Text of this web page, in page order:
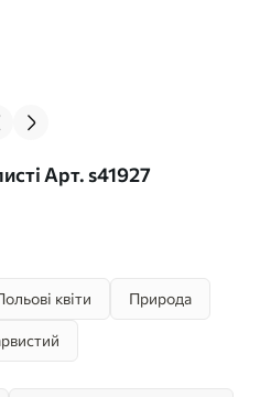
Арт. s41927
квіти Природа